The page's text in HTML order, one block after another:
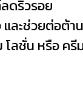
ดริ้วรอย
ละช่วยต่อต้าน
โลชั่น หรือ ครี